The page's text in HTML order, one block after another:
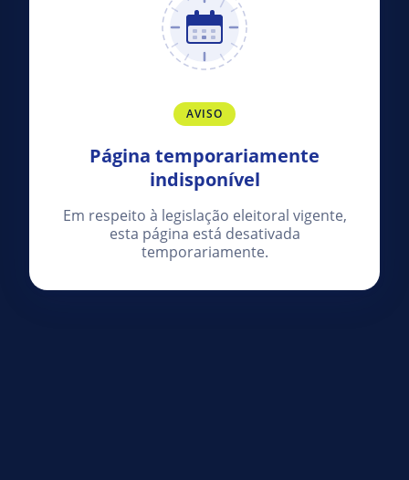
AVISO
Página temporariamente
indisponível
Em respeito à legislação eleitoral vigente,
esta página está desativada
temporariamente.